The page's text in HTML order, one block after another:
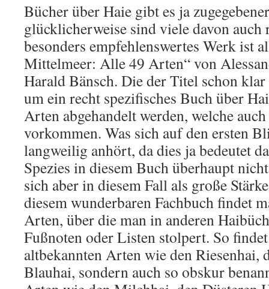
Bücher über Haie gibt es ja
glücklicherweise sind viele davon auch
besonders empfehlenswertes Werk ist
Mittelmeer: Alle 49 Arten“ von
Harald Bänsch. Die der Titel schon
um ein recht spezifisches Buch über
Arten abgehandelt werden, welche
vorkommen. Was sich auf den ersten
langweilig anhört, da dies ja bedeutet
Spezies in diesem Buch überhaupt
sich aber in diesem Fall als große
diesem wunderbaren Fachbuch findet
Arten, über die man in anderen
Fußnoten oder Listen stolpert. So
altbekannten Arten wie den Riesenhai,
Blauhai, sondern auch so obskur